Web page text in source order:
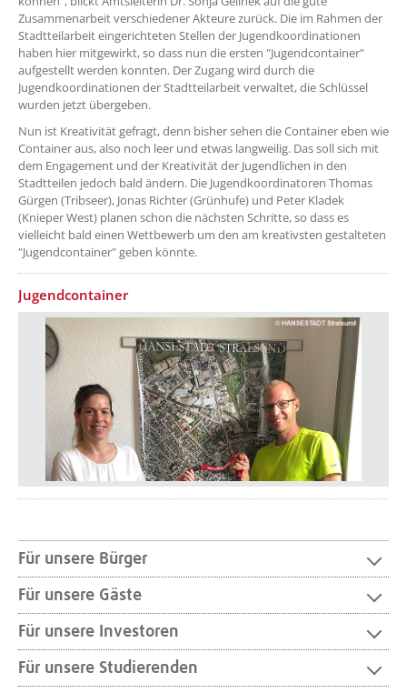
Zusammenarbeit verschiedener Akteure zurück. Die im Rahmen der
Stadtteilarbeit eingerichteten Stellen der Jugendkoordinationen
haben hier mitgewirkt, so dass nun die ersten "Jugendcontainer"
aufgestellt werden konnten. Der Zugang wird durch die
Jugendkoordinationen der Stadtteilarbeit verwaltet, die Schlüssel
wurden jetzt übergeben.
Nun ist Kreativität gefragt, denn bisher sehen die Container eben wie
Container aus, also noch leer und etwas langweilig. Das soll sich mit
dem Engagement und der Kreativität der Jugendlichen in den
Stadtteilen jedoch bald ändern. Die Jugendkoordinatoren Thomas
Gürgen (Tribseer), Jonas Richter (Grünhufe) und Peter Kladek
(Knieper West) planen schon die nächsten Schritte, so dass es
vielleicht bald einen Wettbewerb um den am kreativsten gestalteten
"Jugendcontainer" geben könnte.
Jugendcontainer
Für unsere Bürger
Für unsere Gäste
Für unsere Investoren
Für unsere Studierenden